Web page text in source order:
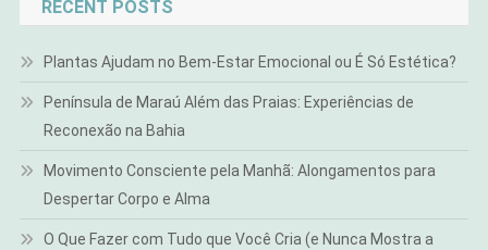
RECENT POSTS
Plantas Ajudam no Bem-Estar Emocional ou É Só Estética?
Península de Maraú Além das Praias: Experiências de
Reconexão na Bahia
Movimento Consciente pela Manhã: Alongamentos para
Despertar Corpo e Alma
O Que Fazer com Tudo que Você Cria (e Nunca Mostra a